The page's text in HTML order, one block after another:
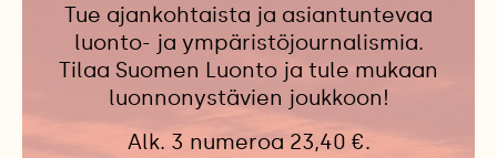
Tue ajankohtaista ja asiantuntevaa
luonto- ja ympäristöjournalismia.
Tilaa Suomen Luonto ja tule mukaan
luonnonystävien joukkoon!
Alk. 3 numeroa 23,40 €.